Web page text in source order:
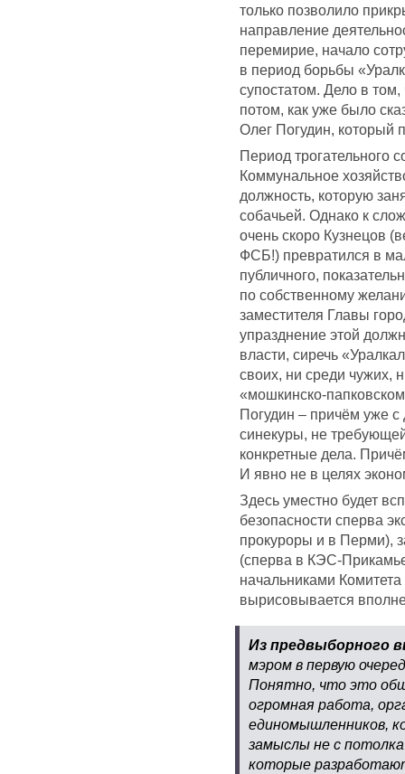
только позволило
направление
перемирие, начало
в период борьбы
супостатом. Дело в
потом, как уже было
Олег Погудин, который
Период трогательного
Коммунальное
должность, которую
собачьей. Однако к
очень скоро Кузнецов
ФСБ!) превратился в
публичного,
по собственному
заместителя Главы
упразднение этой
власти, сиречь
своих, ни среди чужих,
«мошкинско-
Погудин – причём уже
синекуры, не
конкретные дела.
И явно не в целях
Здесь уместно будет
безопасности сперва
прокуроры и в Перми),
(сперва в КЭС-
начальниками
вырисовывается
Из предвыборного
мэром в первую
Понятно, что это
огромная работа,
единомышленников,
замыслы не с
которые